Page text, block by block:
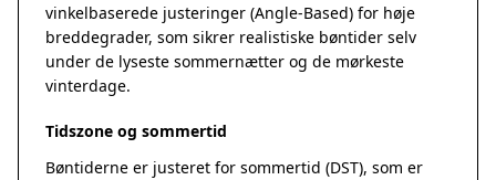
vinkelbaserede justeringer (Angle-Based) for høje
breddegrader, som sikrer realistiske bøntider selv
under de lyseste sommernætter og de mørkeste
vinterdage.
Tidszone og sommertid
Bøntiderne er justeret for sommertid (DST), som er